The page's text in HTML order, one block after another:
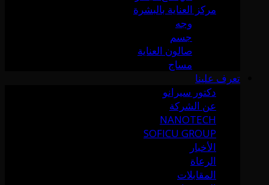
مركز العناية بالبشرة
وجه
جسم
صالون العناية
مساج
تعرف علينا
دكتور سيرانو
عن الشركة
NANOTECH
SOFICU GROUP
الأخبار
الرعاة
المقابلات